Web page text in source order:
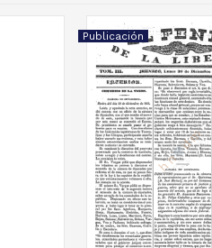
Publicación